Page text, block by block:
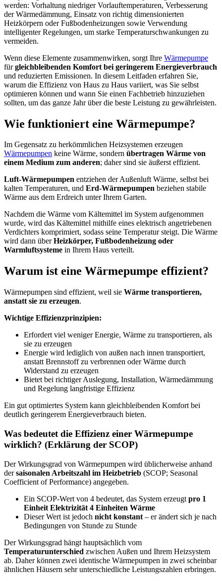
werden: Vorhaltung niedriger Vorlauftemperaturen, Verbesserung
der Wärmedämmung, Einsatz von richtig dimensionierten
Heizkörpern oder Fußbodenheizungen sowie Verwendung
intelligenter Regelungen, um starke Temperaturschwankungen zu
vermeiden.
Wenn diese Elemente zusammenwirken, sorgt Ihre Wärmepumpe
fürgleichbleibenden Komfort bei geringerem Energieverbrauch
und reduzierten Emissionen. In diesem Leitfaden erfahren Sie,
warum die Effizienz von Haus zu Haus variiert, was Sie selbst
optimieren können und wann Sie einen Fachbetrieb hinzuziehen
sollten, um das ganze Jahr über die beste Leistung zu gewährleisten.
Wie funktioniert eine Wärmepumpe?
Im Gegensatz zu herkömmlichen Heizsystemen erzeugen
Wärmepumpen keine Wärme, sondern übertragen Wärme von
einem Medium zum anderen; daher sind sie äußerst effizient.
Luft-Wärmepumpen entziehen der Außenluft Wärme, selbst bei
kalten Temperaturen, und Erd-Wärmepumpen beziehen stabile
Wärme aus dem Erdreich unter Ihrem Garten.
Nachdem die Wärme vom Kältemittel im System aufgenommen
wurde, wird das Kältemittel mithilfe eines elektrisch angetriebenen
Verdichters komprimiert, sodass seine Temperatur steigt. Die Wärme
wird dann überHeizkörper, Fußbodenheizung oder
Warmluftsysteme in Ihrem Haus verteilt.
Warum ist eine Wärmepumpe effizient?
Wärmepumpen sind effizient, weil sie Wärme transportieren,
anstatt sie zu erzeugen.
Wichtige Effizienzprinzipien:
Erfordert viel weniger Energie, Wärme zu transportieren, als
sie zu erzeugen
Energie wird lediglich von außen nach innen transportiert,
anstatt Brennstoff zu verbrennen oder Wärme durch
Widerstand zu erzeugen
Bietet bei richtiger Auslegung, Installation, Wärmedämmung
und Regelung langfristige Effizienz
Ein gut optimiertes System kann gleichbleibenden Komfort bei
deutlich geringerem Energieverbrauch bieten.
Was bedeutet die Effizienz einer Wärmepumpe
wirklich? (Erklärung der SCOP)
Der Wirkungsgrad von Wärmepumpen wird üblicherweise anhand
dersaisonalen Arbeitszahl im Heizbetrieb (SCOP; Seasonal
Coefficient of Performance) angegeben.
Ein SCOP-Wert von 4 bedeutet, das System erzeugt pro 1
Einheit Elektrizität 4 Einheiten Wärme
Dieser Wert ist jedoch nicht konstant – er ändert sich je nach
Bedingungen von Stunde zu Stunde
Der Wirkungsgrad hängt hauptsächlich vom
Temperaturunterschied zwischen Außen und Ihrem Heizsystem
ab. Daher können zwei identische Wärmepumpen in zwei scheinbar
ähnlichen Häusern sehr unterschiedliche Leistungszahlen erbringen.